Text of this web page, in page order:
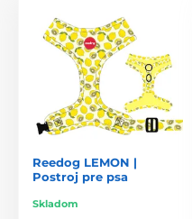
Reedog LEMON |
Postroj pre psa
Skladom